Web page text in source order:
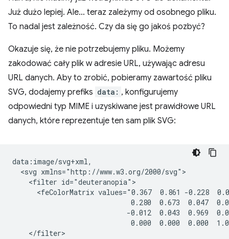
Już dużo lepiej. Ale… teraz zależymy od osobnego pliku.
To nadal jest zależność. Czy da się go jakoś pozbyć?
Okazuje się, że nie potrzebujemy pliku. Możemy
zakodować cały plik w adresie URL, używając adresu
URL danych. Aby to zrobić, pobieramy zawartość pliku
SVG, dodajemy prefiks data: , konfigurujemy
odpowiedni typ MIME i uzyskiwane jest prawidłowe URL
danych, które reprezentuje ten sam plik SVG:
data:image/svg+xml,
  <svg xmlns="http://www.w3.org/2000/svg">
    <filter id="deuteranopia">
<feColorMatrix values="0.367  0.861 -0.228
0.280  0.673  0.047
-0.012  0.043  0.969
0.000  0.000  0.000
    </filter>